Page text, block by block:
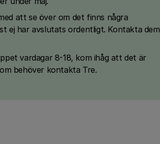
att se över om det finns några
ej har avslutats ordentligt. Kontakta dem
vardagar 8-18, kom ihåg att det är
behöver kontakta Tre.